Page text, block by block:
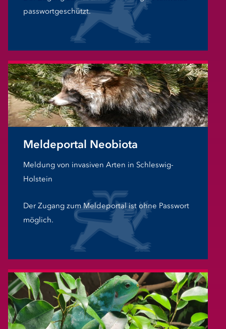
passwortgeschützt.
Meldeportal Neobiota
Meldung von invasiven Arten in Schleswig-
Holstein
Der Zugang zum Meldeportal ist ohne Passwort
möglich.